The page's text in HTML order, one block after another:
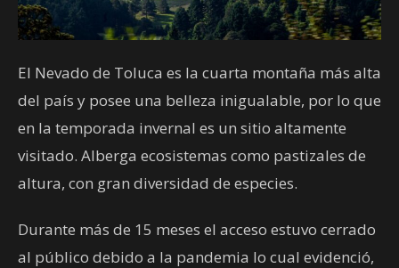
El Nevado de Toluca es la cuarta montaña más alta
del país y posee una belleza inigualable, por lo que
en la temporada invernal es un sitio altamente
visitado. Alberga ecosistemas como pastizales de
altura, con gran diversidad de especies.
Durante más de 15 meses el acceso estuvo cerrado
al público debido a la pandemia lo cual evidenció,